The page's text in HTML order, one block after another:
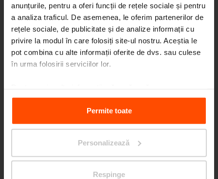
anunțurile, pentru a oferi funcții de rețele sociale și pentru
a analiza traficul. De asemenea, le oferim partenerilor de
rețele sociale, de publicitate și de analize informații cu
privire la modul în care folosiți site-ul nostru. Aceștia le
pot combina cu alte informații oferite de dvs. sau culese
în urma folosirii serviciilor lor.
vizitațiPrinciples Relating to the Processing Personal
Permite toate
Personalizează
Respinge
Seattle – Popup park